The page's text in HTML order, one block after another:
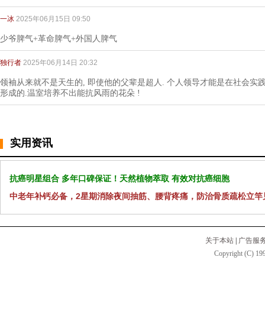
一冰 2025年06月15日 09:50
少爷脾气+革命脾气+外国人脾气
独行者 2025年06月14日 20:32
领袖从来就不是天生的, 即使他的父辈是超人. 个人领导才能是在社会实
形成的.温室培养不出能抗风雨的花朵 !
实用资讯
抗癌明星组合 多年口碑保证！天然植物萃取 有效对抗癌细胞
中老年补钙必备，2星期消除夜间抽筋、腰背疼痛，防治骨质疏松立竿
关于本站
广告服
Copyright (C)